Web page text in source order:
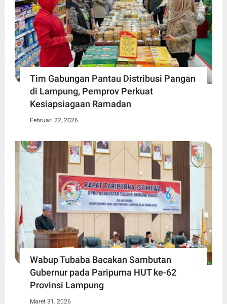
Tim Gabungan Pantau Distribusi Pangan
di Lampung, Pemprov Perkuat
Kesiapsiagaan Ramadan
Februari 22, 2026
Wabup Tubaba Bacakan Sambutan
Gubernur pada Paripurna HUT ke-62
Provinsi Lampung
Maret 31, 2026